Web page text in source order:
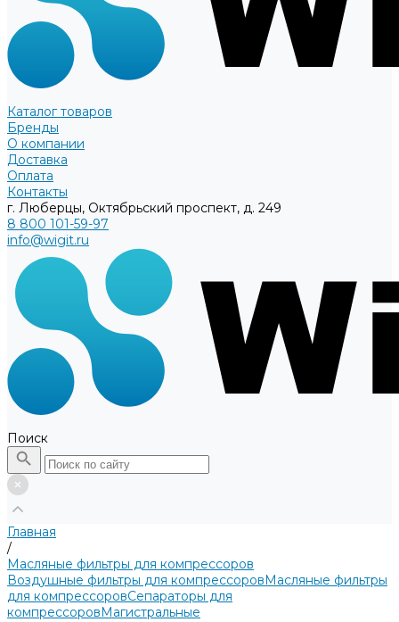
Каталог товаров
Бренды
О компании
Доставка
Оплата
Контакты
г. Люберцы, Октябрьский проспект, д. 249
8 800 101-59-97
info@wigit.ru
Поиск
Главная
/
Масляные фильтры для компрессоров
Воздушные фильтры для компрессоровМасляные фильтры
для компрессоровСепараторы для
компрессоровМагистральные